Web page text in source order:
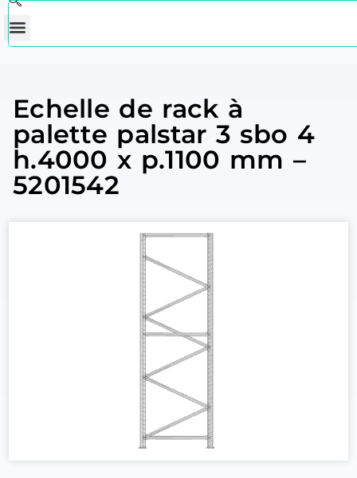
Echelle de rack à
palette palstar 3 sbo 4
h.4000 x p.1100 mm –
5201542